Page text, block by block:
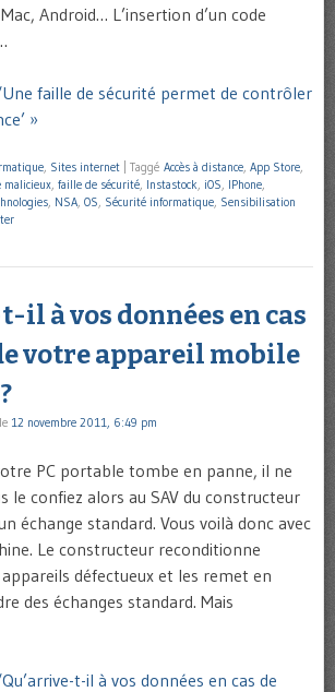
Android… L’insertion d’un code
faille de sécurité permet de contrôler
»
, Sites internet Taggé Accès à distance, App Store,
malicieux, faille de sécurité, Instastock, iOS, IPhone,
, NSA, OS, Sécurité informatique, Sensibilisation
il à vos données en cas
votre appareil mobile
le 12 novembre 2011, 6:49 pm
PC portable tombe en panne, il ne
le confiez alors au SAV du constructeur
échange standard. Vous voilà donc avec
Le constructeur reconditionne
défectueux et les remet en
des échanges standard. Mais
t-il à vos données en cas de